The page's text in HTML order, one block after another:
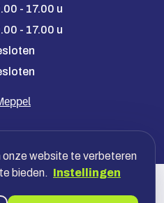
- 17.00 u
- 17.00 u
jouw bank, óf
onze website te verbeteren
bieden. Instellingen